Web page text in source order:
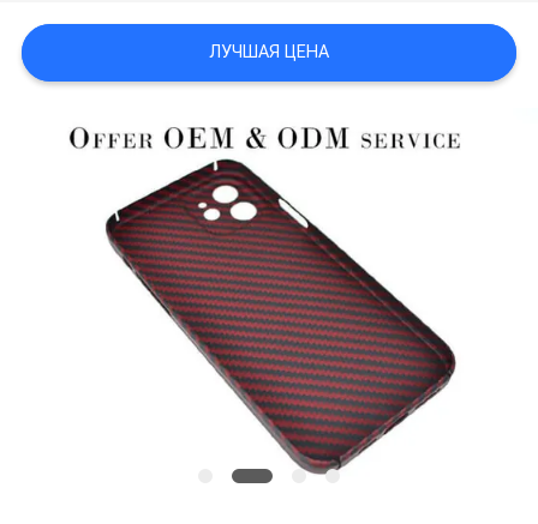
КАРТА
САЙТА
PRIVACY
POLICY
ЛУЧШАЯ ЦЕНА